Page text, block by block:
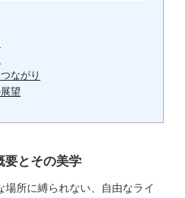
ながり
望
要とその美学
場所に縛られない、自由なライ